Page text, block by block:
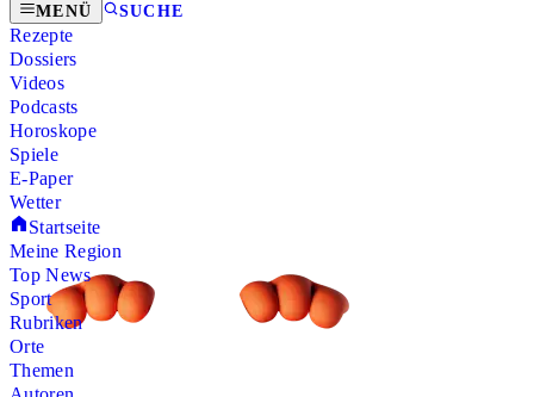
MENÜ SUCHE
Rezepte
Dossiers
Videos
Podcasts
Horoskope
Spiele
E-Paper
Wetter
Startseite
Meine Region
Top News
Sport
Rubriken
Orte
Themen